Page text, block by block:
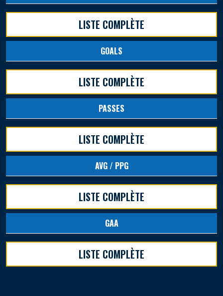
LISTE COMPLÈTE
GOALS
LISTE COMPLÈTE
PASSES
LISTE COMPLÈTE
AVG / PPG
LISTE COMPLÈTE
GAA
LISTE COMPLÈTE